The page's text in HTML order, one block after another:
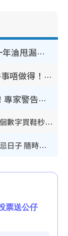
「居屋王」啟德啟悅苑入伙不足一年淪甩漏之王！插頭噴火花致大停電 多戶業主全屋家電報銷
鬼門開2026｜8.13鬼節禁忌 22件事唔做得！燒肉、刺身要少食？半夜勿吹口哨/打呢個電話
行李清潔｜車轆污糟過馬桶58倍！專家警告忌用酒精抹 教1招免污手除菌
New Balance型號密碼大公開！識睇2個數字買鞋秒知功能免中伏 附5大熱門鞋款
剪頭髮都要擇日？司徒法正提醒3大禁忌日子 隨時剪走財運！呢日剪髮恐「剪壽命」？